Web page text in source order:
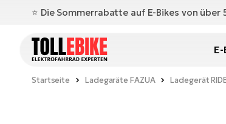
⭐️ Die Sommerrabatte auf E-Bikes von
Startseite Ladegaräte FAZUA Ladegerät